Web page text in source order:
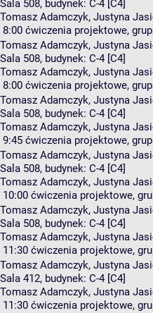
Sala 508, budynek: C-4 [C4]
Tomasz Adamczyk, Justyna
8:00 ćwiczenia projektowe,
Tomasz Adamczyk, Justyna
Sala 508, budynek: C-4 [C4]
Tomasz Adamczyk, Justyna
8:00 ćwiczenia projektowe,
Tomasz Adamczyk, Justyna
Sala 508, budynek: C-4 [C4]
Tomasz Adamczyk, Justyna
9:45 ćwiczenia projektowe,
Tomasz Adamczyk, Justyna
Sala 508, budynek: C-4 [C4]
Tomasz Adamczyk, Justyna
10:00 ćwiczenia projektowe,
Tomasz Adamczyk, Justyna
Sala 508, budynek: C-4 [C4]
Tomasz Adamczyk, Justyna
11:30 ćwiczenia projektowe,
Tomasz Adamczyk, Justyna
Sala 412, budynek: C-4 [C4]
Tomasz Adamczyk, Justyna
11:30 ćwiczenia projektowe,